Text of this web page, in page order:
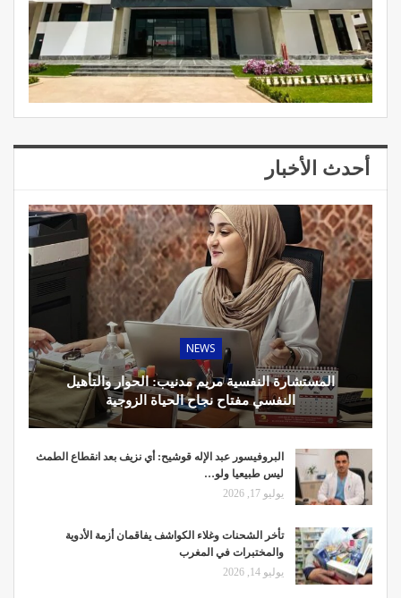
أحدث الأخبار
NEWS
المستشارة النفسية مريم مدنيب: الحوار والتأهيل
النفسي مفتاح نجاح الحياة الزوجية
البروفيسور عبد الإله قوشيح: أي نزيف بعد انقطاع الطمث
ليس طبيعيا ولو…
يوليو 17, 2026
تأخر الشحنات وغلاء الكواشف يفاقمان أزمة الأدوية
والمختبرات في المغرب
يوليو 14, 2026